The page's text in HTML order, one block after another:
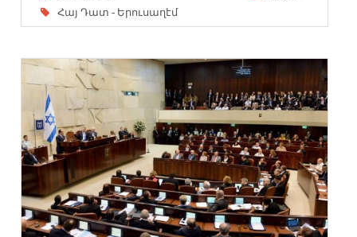
Հայ Դատ - Երուսաղէմ